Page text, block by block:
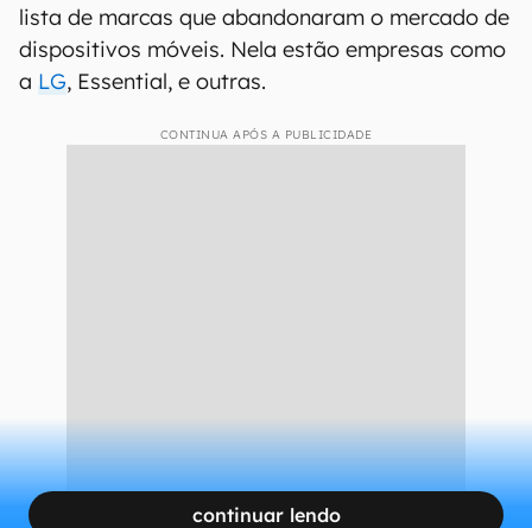
lista de marcas que abandonaram o mercado de
dispositivos móveis. Nela estão empresas como
a LG, Essential, e outras.
CONTINUA APÓS A PUBLICIDADE
continuar lendo